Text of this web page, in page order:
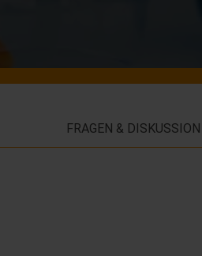
FRAGEN & DISKUSSION